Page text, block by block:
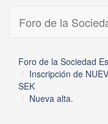
Foro de la
Foro de la Sociedad
Inscripción de
SEK
Nueva alta.